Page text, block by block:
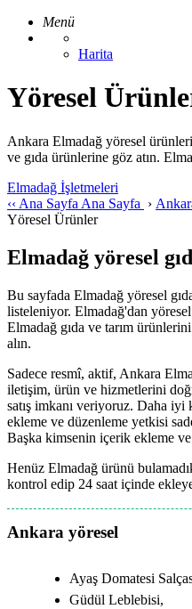
Menü
Harita
Yöresel
Ankara Elmadağ yöresel
ve gıda ürünlerine göz atın.
Elmadağ İşletmeleri
‹‹ Ana Sayfa Ana Sayfa ›
Yöresel Ürünler
Elmadağ yöresel
Bu sayfada Elmadağ yöresel
listeleniyor. Elmadağ'dan
Elmadağ gıda ve tarım
alın.
Sadece resmî, aktif, Ankara
iletişim, ürün ve hizmetlerini
satış imkanı veriyoruz. Daha
ekleme ve düzenleme yetkisi
Başka kimsenin içerik ekleme
Henüz Elmadağ ürünü
kontrol edip 24 saat içinde
Ankara yöresel
Ayaş Domatesi
Güdül Leblebisi,